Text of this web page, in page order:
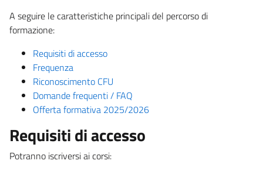
A seguire le caratteristiche principali del percorso di
formazione:
Requisiti di accesso
Frequenza
Riconoscimento CFU
Domande frequenti / FAQ
Offerta formativa 2025/2026
Requisiti di accesso
Potranno iscriversi ai corsi: